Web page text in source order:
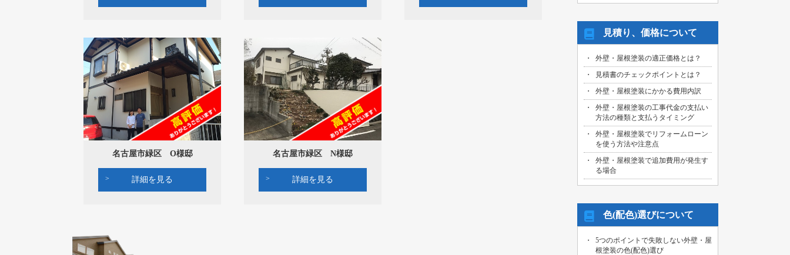
名古屋市緑区 O様邸
詳細を見る
名古屋市緑区 N様邸
詳細を見る
見積り、価格について
外壁・屋根塗装の適正価格とは？
見積書のチェックポイントとは？
外壁・屋根塗装にかかる費用内訳
外壁・屋根塗装の工事代金の支払い
方法の種類と支払うタイミング
外壁・屋根塗装でリフォームローン
を使う方法や注意点
外壁・屋根塗装で追加費用が発生す
る場合
色(配色)選びについて
5つのポイントで失敗しない外壁・屋
根塗装の色(配色)選び